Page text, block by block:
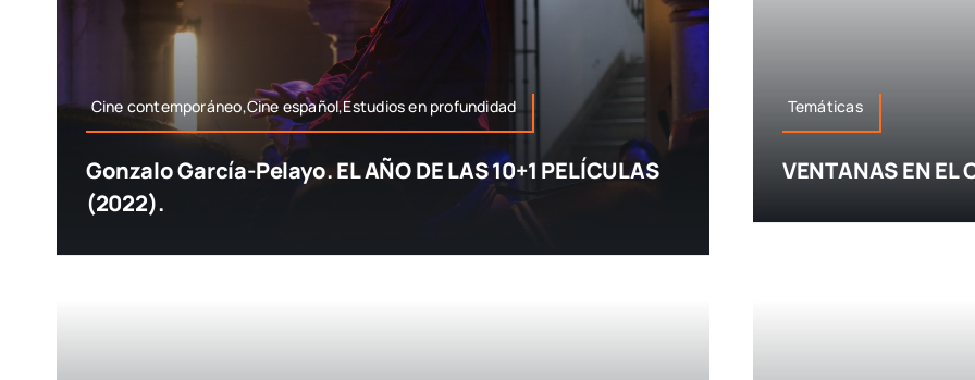
Cine contemporáneo,Cine español,Estudios en profundidad
Gonzalo García-Pelayo. EL AÑO DE LAS 10+1 PELÍCULAS
(2022).
Temáticas
VENTANAS EN EL